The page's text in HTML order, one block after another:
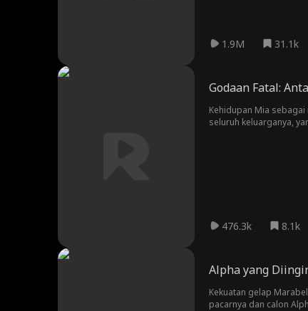
1.9M 31.1k
Godaan Fatal:
Kehidupan Mia
seluruh keluarganya,
476.3k 8.1k
Alpha yang
Kekuatan gelap
pacarnya dan calon